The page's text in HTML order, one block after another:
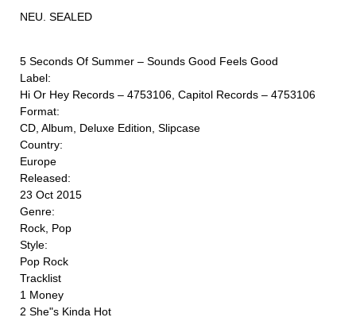
NEU. SEALED
5 Seconds Of Summer ‎– Sounds Good Feels Good
Label:
Hi Or Hey Records ‎– 4753106, Capitol Records ‎– 4753106
Format:
CD, Album, Deluxe Edition, Slipcase
Country:
Europe
Released:
23 Oct 2015
Genre:
Rock, Pop
Style:
Pop Rock
Tracklist
1 Money
2 She"s Kinda Hot